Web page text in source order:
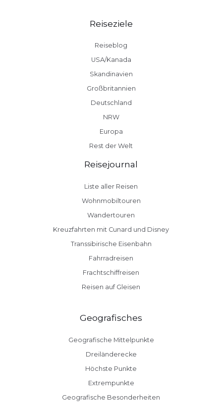
Reiseziele
Reiseblog
USA/Kanada
Skandinavien
Großbritannien
Deutschland
NRW
Europa
Rest der Welt
Reisejournal
Liste aller Reisen
Wohnmobiltouren
Wandertouren
Kreuzfahrten mit Cunard und Disney
Transsibirische Eisenbahn
Fahrradreisen
Frachtschiffreisen
Reisen auf Gleisen
Geografisches
Geografische Mittelpunkte
Dreiländerecke
Höchste Punkte
Extrempunkte
Geografische Besonderheiten